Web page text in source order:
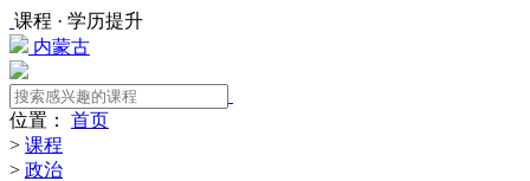
课程 · 学历提升
内蒙古
位置：
首页
> 课程
> 政治